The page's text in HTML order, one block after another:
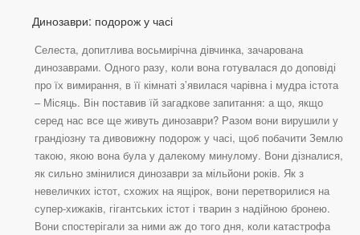
Динозаври: подорож у часі
Селеста, допитлива восьмирічна дівчинка, зачарована
динозаврами. Одного разу, коли вона готувалася до доповіді
про їх вимирання, в її кімнаті з’явилася чарівна і мудра істота
– Місяць. Він поставив їй загадкове запитання: а що, якщо
серед нас все ще живуть динозаври? Разом вони вирушили у
грандіозну та дивовижну подорож у часі, щоб побачити Землю
такою, якою вона була у далекому минулому. Вони дізналися,
як сильно змінилися динозаври за мільйони років. Як з
невеличких істот, схожих на ящірок, вони перетворилися на
супер-хижаків, гігантських істот і тварин з надійною бронею.
Вони спостерігали за ними аж до того дня, коли катастрофа